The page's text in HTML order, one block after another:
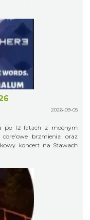
2026-09-05
po 12 latach z mocnym
brzmienia oraz
koncert na Stawach